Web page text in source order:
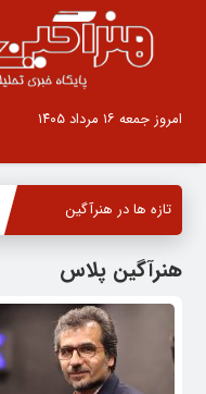
امروز جمعه ۱۶ مرداد ۱۴۰۵
تازه ها در هنرآگین
هنرآگین پلاس